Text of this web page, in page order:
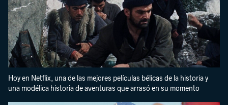
Hoy en Netflix, una de las mejores películas bélicas de la historia y
una modélica historia de aventuras que arrasó en su momento